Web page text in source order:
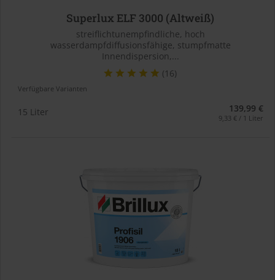
Superlux ELF 3000 (Altweiß)
streiflichtunempfindliche, hoch
wasserdampfdiffusionsfähige, stumpfmatte
Innendispersion,...
(16)
Verfügbare Varianten
15 Liter 139,99 €
9,33 € / 1 Liter